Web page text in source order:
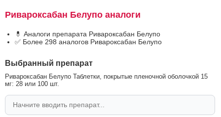
Ривароксабан Белупо аналоги
💊 Аналоги препарата Ривароксабан Белупо
✅ Более 298 аналогов Ривароксабан Белупо
Выбранный препарат
Ривароксабан Белупо Таблетки, покрытые пленочной оболочкой 15
мг: 28 или 100 шт.